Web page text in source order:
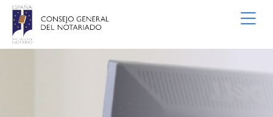
Saltar al contenido principal